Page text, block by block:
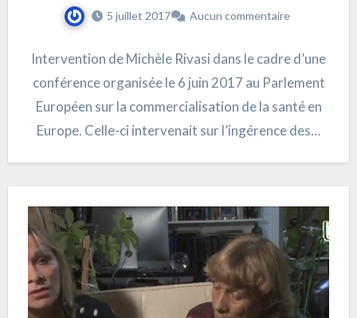
5 juillet 2017 Aucun commentaire
Intervention de Michèle Rivasi dans le cadre d’une
conférence organisée le 6 juin 2017 au Parlement
Européen sur la commercialisation de la santé en
Europe. Celle-ci intervenait sur l’ingérence des…